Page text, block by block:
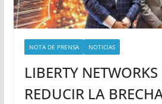
NOTA DE PRENSA NOTICIAS
LIBERTY
REDUCIR LA